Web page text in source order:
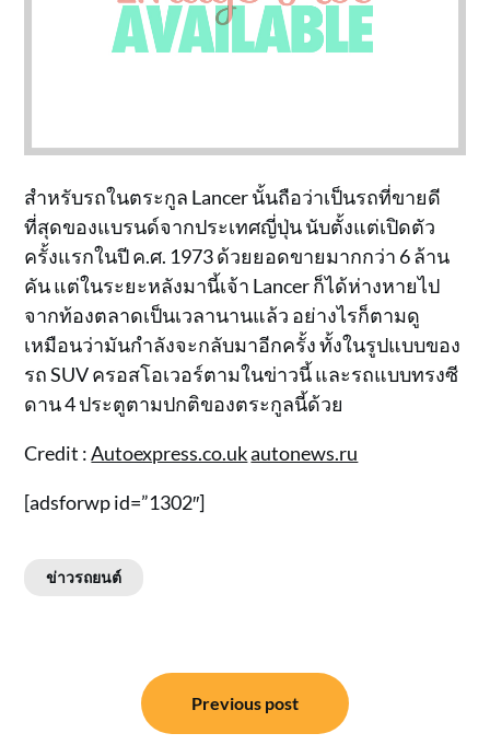
สำหรับรถในตระกูล Lancer นั้นถือว่าเป็นรถที่ขายดี
ที่สุดของแบรนด์จากประเทศญี่ปุ่น นับตั้งแต่เปิดตัว
ครั้งแรกในปี ค.ศ. 1973 ด้วยยอดขายมากกว่า 6 ล้าน
คัน แต่ในระยะหลังมานี้เจ้า Lancer ก็ได้ห่างหายไป
จากท้องตลาดเป็นเวลานานแล้ว อย่างไรก็ตามดู
เหมือนว่ามันกำลังจะกลับมาอีกครั้ง ทั้งในรูปแบบของ
รถ SUV ครอสโอเวอร์ตามในข่าวนี้ และรถแบบทรงซี
ดาน 4 ประตูตามปกติของตระกูลนี้ด้วย
Credit :Autoexpress.co.ukautonews.ru
[adsforwp id=”1302″]
ข่าวรถยนต์
Previous post